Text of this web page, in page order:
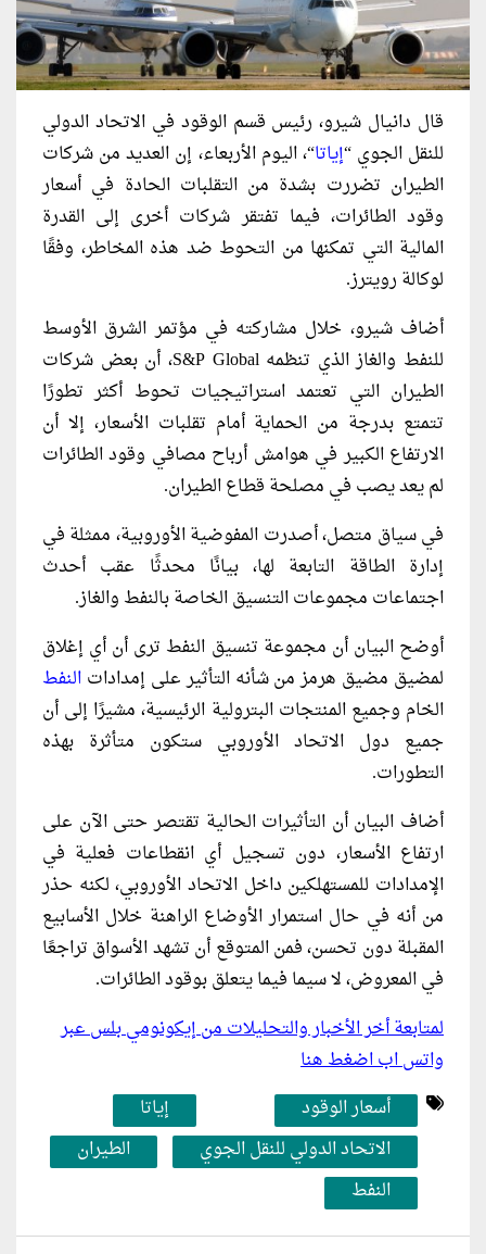
قال دانيال شيرو، رئيس قسم الوقود في الاتحاد الدولي
للنقل الجوي “إياتا“، اليوم الأربعاء، إن العديد من شركات
الطيران تضررت بشدة من التقلبات الحادة في أسعار
وقود الطائرات، فيما تفتقر شركات أخرى إلى القدرة
المالية التي تمكنها من التحوط ضد هذه المخاطر، وفقًا
لوكالة رويترز.
أضاف شيرو، خلال مشاركته في مؤتمر الشرق الأوسط
للنفط والغاز الذي تنظمه S&P Global، أن بعض شركات
الطيران التي تعتمد استراتيجيات تحوط أكثر تطورًا
تتمتع بدرجة من الحماية أمام تقلبات الأسعار، إلا أن
الارتفاع الكبير في هوامش أرباح مصافي وقود الطائرات
لم يعد يصب في مصلحة قطاع الطيران.
في سياق متصل، أصدرت المفوضية الأوروبية، ممثلة في
إدارة الطاقة التابعة لها، بيانًا محدثًا عقب أحدث
اجتماعات مجموعات التنسيق الخاصة بالنفط والغاز.
أوضح البيان أن مجموعة تنسيق النفط ترى أن أي إغلاق
لمضيق مضيق هرمز من شأنه التأثير على إمدادات النفط
الخام وجميع المنتجات البترولية الرئيسية، مشيرًا إلى أن
جميع دول الاتحاد الأوروبي ستكون متأثرة بهذه
التطورات.
أضاف البيان أن التأثيرات الحالية تقتصر حتى الآن على
ارتفاع الأسعار، دون تسجيل أي انقطاعات فعلية في
الإمدادات للمستهلكين داخل الاتحاد الأوروبي، لكنه حذر
من أنه في حال استمرار الأوضاع الراهنة خلال الأسابيع
المقبلة دون تحسن، فمن المتوقع أن تشهد الأسواق تراجعًا
في المعروض، لا سيما فيما يتعلق بوقود الطائرات.
لمتابعة أخر الأخبار والتحليلات من إيكونومي بلس عبر
واتس اب اضغط هنا
أسعار الوقود
إياتا
الاتحاد الدولي للنقل الجوي
الطيران
النفط